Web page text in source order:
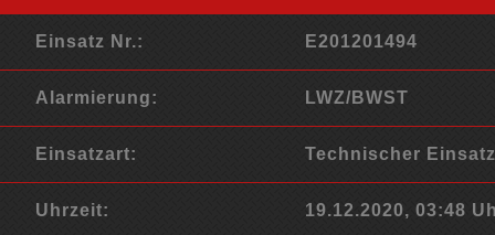
Einsatz Nr.: E201201494
Alarmierung: LWZ/BWST
Einsatzart: Technischer Einsatz
Uhrzeit: 19.12.2020, 03:48